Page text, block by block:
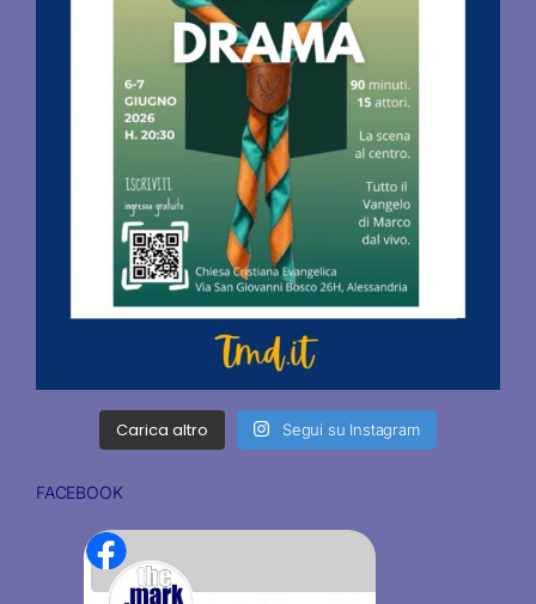
Carica altro Segui su Instagram
FACEBOOK